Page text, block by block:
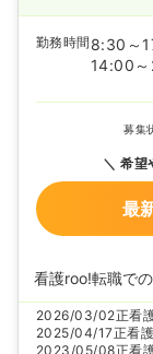
勤務時間 8:30～
14:00
募集
希望
最
看護roo!転職で
2026/03/02正看
2025/04/17正看
2023/05/08正看